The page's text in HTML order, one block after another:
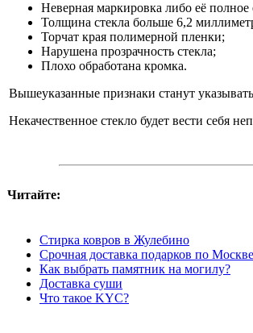
Неверная маркировка либо её полное
Толщина стекла больше 6,2
Торчат края полимерной пленки;
Нарушена прозрачность стекла;
Плохо обработана кромка.
Вышеуказанные признаки станут
Некачественное стекло будет вести себя
Читайте:
Стирка ковров в Жулебино
Срочная доставка подарков по Москве
Как выбрать памятник на могилу?
Доставка суши
Что такое KYC?